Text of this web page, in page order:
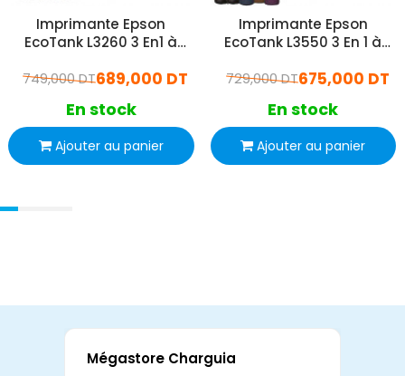
Imprimante Epson
EcoTank L3260 3 En1 à
Wifi
689,000 DT
749,000 DT
En stock
Ajouter au panier
Imprimante Epson
EcoTank L3550 3 En 1 à
Wifi
675,000 DT
729,000 DT
En stock
Ajouter au panier
Mégastore Charguia